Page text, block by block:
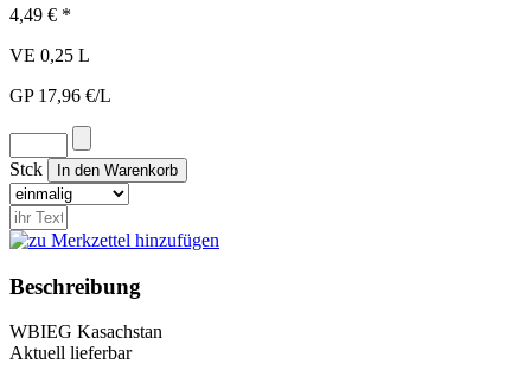
4,49 € *
VE 0,25 L
GP 17,96 €/L
Stck
Beschreibung
WBIEG Kasachstan
Aktuell lieferbar